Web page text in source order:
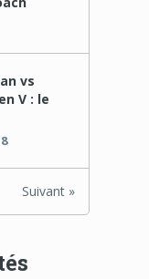
vs
V : le
Suivant »